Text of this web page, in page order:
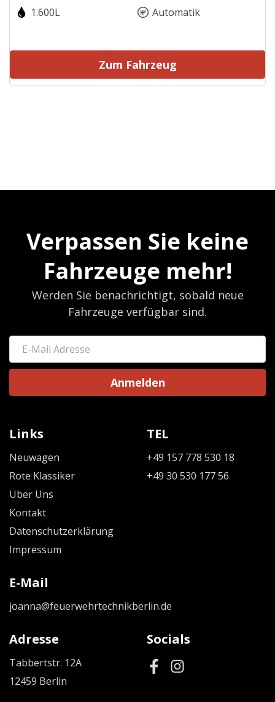
1.600L
Automatik
Zum Fahrzeug
Verpassen Sie keine
Fahrzeuge mehr!
Werden Sie benachrichtigt, sobald neue
Fahrzeuge verfügbar sind.
Anmelden
Links
Neuwagen
Rote Klassiker
Über Uns
Kontakt
Datenschutzerklärung
Impressum
TEL
+49 157 778 530 18
+49 30 530 177 56
E-Mail
joanna@feuerwehrtechnikberlin.de
Adresse
Tabbertstr. 12A
12459 Berlin
Socials